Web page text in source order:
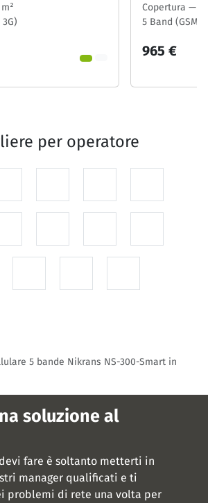
Copertura —
5 Band (GSM,
965 €
per operatore
5 bande Nikrans NS-300-Smart in
soluzione al
fare è soltanto metterti in
manager qualificati e ti
problemi di rete una volta per